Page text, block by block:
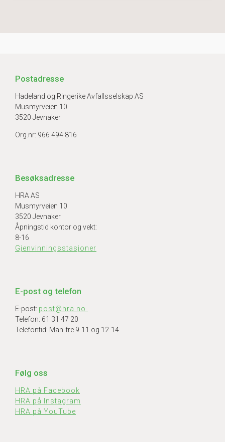
Postadresse
Hadeland og Ringerike Avfallsselskap AS
Musmyrveien 10
3520 Jevnaker
Org.nr: 966 494 816
Besøksadresse
HRA AS
Musmyrveien 10
3520 Jevnaker
Åpningstid kontor og vekt:
8-16
Gjenvinningsstasjoner
E-post og telefon
E-post: post@hra.no
Telefon: 61 31 47 20
Telefontid: Man-fre 9-11 og 12-14
Følg oss
HRA på Facebook
HRA på Instagram
HRA på YouTube